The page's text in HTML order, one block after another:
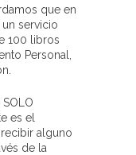
que en
servicio
100 libros
Personal,
es el
alguno
de la